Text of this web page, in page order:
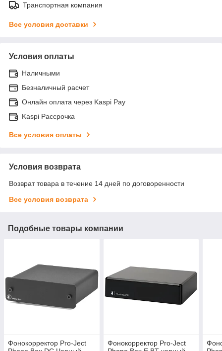
Транспортная компания
Все условия доставки
Условия оплаты
Наличными
Безналичный расчет
Онлайн оплата через Kaspi Pay
Kaspi Рассрочка
Все условия оплаты
Условия возврата
Возврат товара в течение 14 дней по договоренности
Все условия возврата
Подобные товары компании
Фонокорректор Pro-Ject
Фонокорректор Pro-Ject